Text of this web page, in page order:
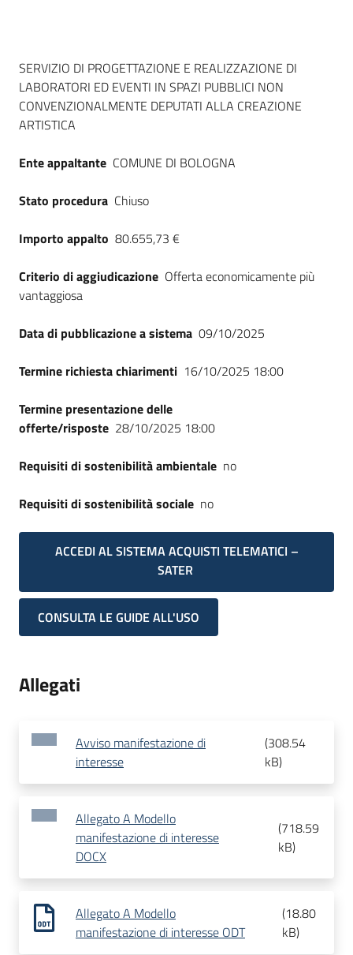
Dati del bando
SERVIZIO DI PROGETTAZIONE E REALIZZAZIONE DI
LABORATORI ED EVENTI IN SPAZI PUBBLICI NON
CONVENZIONALMENTE DEPUTATI ALLA CREAZIONE
ARTISTICA
Ente appaltante COMUNE DI BOLOGNA
Stato procedura Chiuso
Importo appalto 80.655,73 €
Criterio di aggiudicazione Offerta economicamente più
vantaggiosa
Data di pubblicazione a sistema 09/10/2025
Termine richiesta chiarimenti 16/10/2025 18:00
Termine presentazione delle
offerte/risposte 28/10/2025 18:00
Requisiti di sostenibilità ambientale no
Requisiti di sostenibilità sociale no
ACCEDI AL SISTEMA ACQUISTI TELEMATICI –
SATER
CONSULTA LE GUIDE ALL'USO
Allegati
Avviso manifestazione di
interesse
(308.54
kB)
Allegato A Modello
manifestazione di interesse
DOCX
(718.59
kB)
Allegato A Modello
manifestazione di interesse ODT
(18.80
kB)